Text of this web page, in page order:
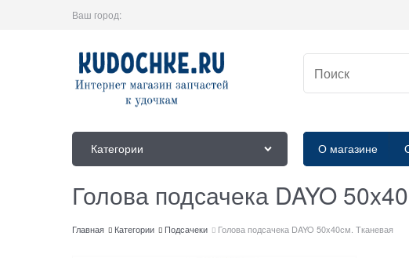
Ваш город:
Категории О магазине
Голова подсачека DAYO
Главная Категории Подсачеки Голова подсачека DAYO 50x40см. Тканевая